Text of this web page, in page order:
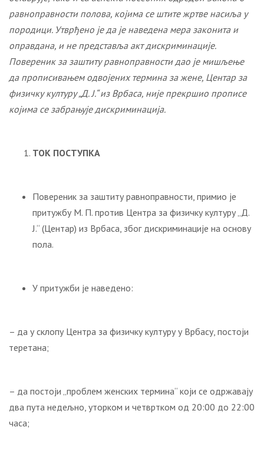
равноправности полова, којима се штите жртве насиља у
породици. Утврђено је да је наведена мера законита и
оправдана, и не представља акт дискриминације.
Повереник за заштиту равноправности дао је мишљење
да прописивањем одвојених термина за жене, Центар за
физичку културу „Д. Ј.“ из Врбаса, није прекршио прописе
којима се забрањује дискриминација.
ТОК ПОСТУПКА
Повереник за заштиту равноправности, примио је
притужбу М. П. против Центра за физичку културу „Д.
Ј.“ (Центар) из Врбаса, због дискриминације на основу
пола.
У притужби је наведено:
– да у склопу Центра за физичку културу у Врбасу, постоји
теретана;
– да постоји „проблем женских термина“ који се одржавају
два пута недељно, уторком и четвртком од 20:00 до 22:00
часа;